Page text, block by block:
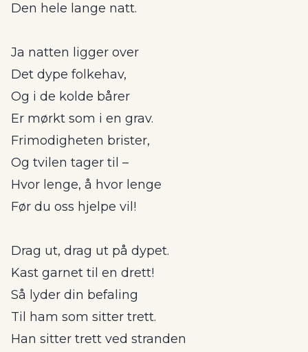
Den hele lange natt.
Ja natten ligger over
Det dype folkehav,
Og i de kolde bårer
Er mørkt som i en grav.
Frimodigheten brister,
Og tvilen tager til –
Hvor lenge, å hvor lenge
Før du oss hjelpe vil!
Drag ut, drag ut på dypet.
Kast garnet til en drett!
Så lyder din befaling
Til ham som sitter trett.
Han sitter trett ved stranden